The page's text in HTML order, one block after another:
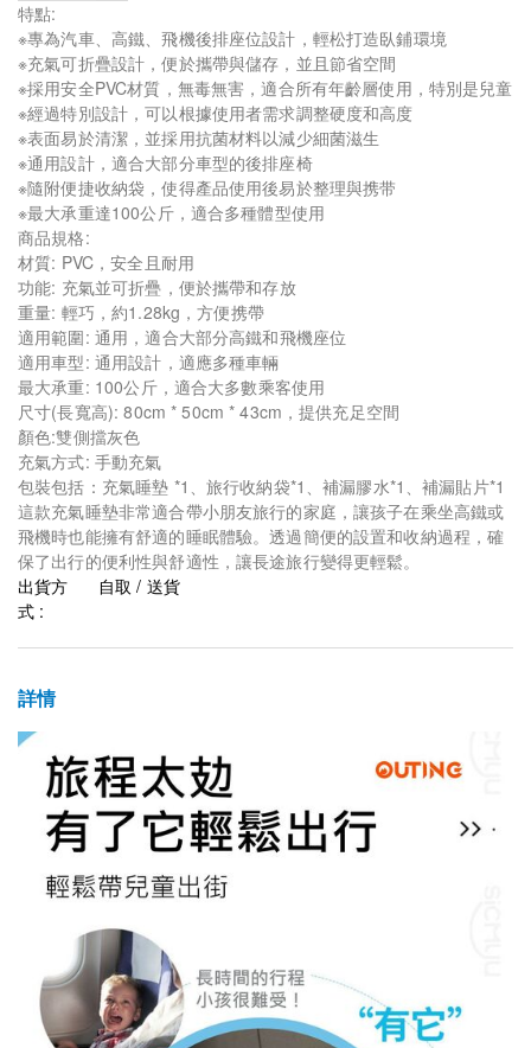
特點:
※專為汽車、高鐵、飛機後排座位設計，輕松打造臥鋪環境
※充氣可折疊設計，便於攜帶與儲存，並且節省空間
※採用安全PVC材質，無毒無害，適合所有年齡層使用，特別是兒童
※經過特別設計，可以根據使用者需求調整硬度和高度
※表面易於清潔，並採用抗菌材料以減少細菌滋生
※通用設計，適合大部分車型的後排座椅
※隨附便捷收納袋，使得產品使用後易於整理與携带
※最大承重達100公斤，適合多種體型使用
商品規格:
材質: PVC，安全且耐用
功能: 充氣並可折疊，便於攜帶和存放
重量: 輕巧，約1.28kg，方便携帶
適用範圍: 通用，適合大部分高鐵和飛機座位
適用車型: 通用設計，適應多種車輛
最大承重: 100公斤，適合大多數乘客使用
尺寸(長寬高): 80cm * 50cm * 43cm，提供充足空間
顏色:雙側擋灰色
充氣方式: 手動充氣
包裝包括：充氣睡墊 *1、旅行收納袋*1、補漏膠水*1、補漏貼片*1
這款充氣睡墊非常適合帶小朋友旅行的家庭，讓孩子在乘坐高鐵或
飛機時也能擁有舒適的睡眠體驗。透過簡便的設置和收納過程，確
保了出行的便利性與舒適性，讓長途旅行變得更輕鬆。
出貨方
式 :
自取 / 送貨
詳情